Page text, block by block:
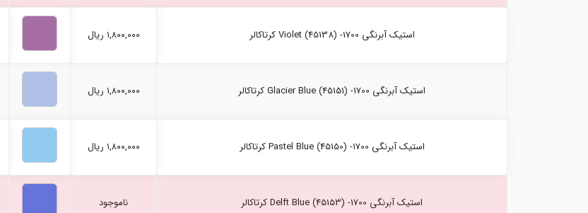
استیک آبرنگی Violet (45138) -1700 کرتاکالر ۱,۸۰۰,۰۰۰ ریال
استیک آبرنگی Glacier Blue (45151) -1700 کرتاکالر ۱,۸۰۰,۰۰۰ ریال
استیک آبرنگی Pastel Blue (45150) -1700 کرتاکالر ۱,۸۰۰,۰۰۰ ریال
استیک آبرنگی Delft Blue (45153) -1700 کرتاکالر ناموجود